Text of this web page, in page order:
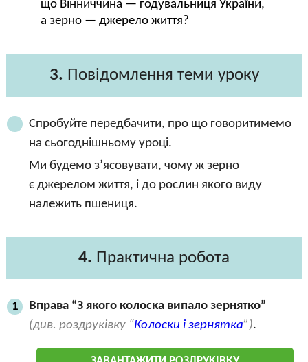
що Вінниччина — годувальниця України,
а зерно — джерело життя?
3. Повідомлення теми уроку
Спробуйте передбачити, про що говоритимемо
на сьогоднішньому уроці.
Ми будемо з’ясовувати, чому ж зерно
є джерелом життя, і до рослин якого виду
належить пшениця.
4. Практична робота
1
Вправа “З якого колоска випало зернятко”
(див. роздруківку “Колоски і зернятка”).